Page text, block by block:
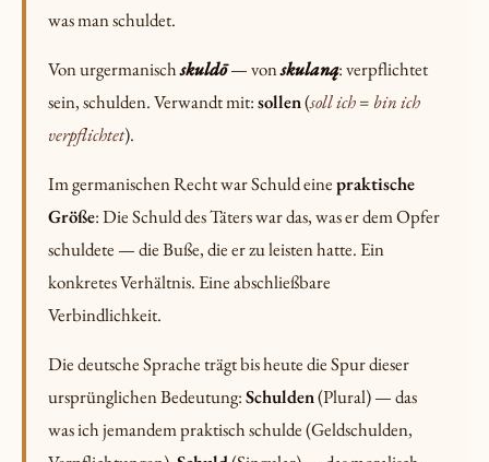
was man schuldet.
Von urgermanischskuldō— vonskulaną: verpflichtet
sein, schulden. Verwandt mit:sollen(soll ich= bin ich
verpflichtet).
Im germanischen Recht war Schuld einepraktische
Größe: Die Schuld des Täters war das, was er dem Opfer
schuldete — die Buße, die er zu leisten hatte. Ein
konkretes Verhältnis. Eine abschließbare
Verbindlichkeit.
Die deutsche Sprache trägt bis heute die Spur dieser
ursprünglichen Bedeutung:Schulden(Plural) — das
was ich jemandem praktisch schulde (Geldschulden,